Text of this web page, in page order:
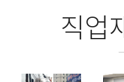
직업